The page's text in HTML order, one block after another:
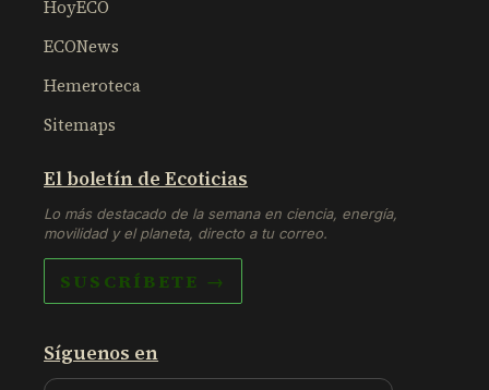
HoyECO
ECONews
Hemeroteca
Sitemaps
El boletín de Ecoticias
Lo más destacado de la semana en ciencia, energía,
movilidad y el planeta, directo a tu correo.
SUSCRÍBETE →
Síguenos en